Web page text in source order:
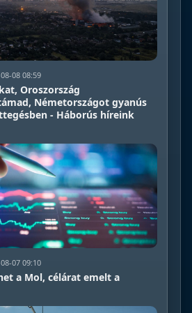
08 08:59
Oroszország
Németországot gyanús
- Háborús híreink
07 09:10
a Mol, célárat emelt a